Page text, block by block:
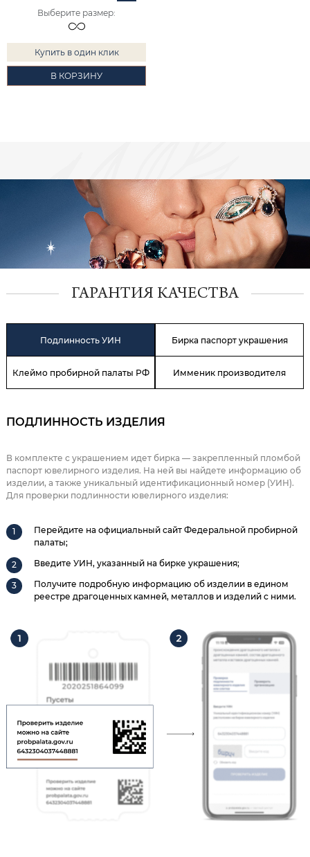
Выберите размер:
Купить в один клик
В КОРЗИНУ
ГАРАНТИЯ КАЧЕСТВА
Подлинность УИН Бирка паспорт украшения
Клеймо пробирной палаты РФ Имменик производителя
ПОДЛИННОСТЬ ИЗДЕЛИЯ
В комплекте с украшением идет бирка — закрепленный пломбой
паспорт ювелирного изделия. На ней вы найдете информацию об
изделии, а также уникальный идентификационный номер (УИН).
Для проверки подлинности ювелирного изделия:
Перейдите на официальный сайт Федеральной пробирной
палаты;
Введите УИН, указанный на бирке украшения;
Получите подробную информацию об изделии в едином
реестре драгоценных камней, металлов и изделий с ними.